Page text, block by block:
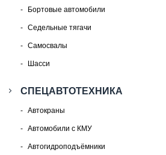
Бортовые автомобили
Седельные тягачи
Самосвалы
Шасси
СПЕЦАВТОТЕХНИКА
Автокраны
Автомобили с КМУ
Автогидроподъёмники